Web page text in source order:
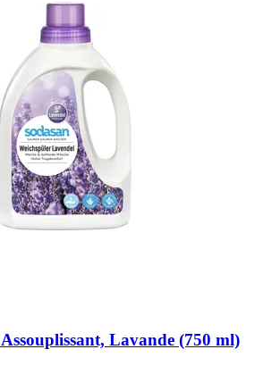
Assouplissant, Lavande (750 ml)